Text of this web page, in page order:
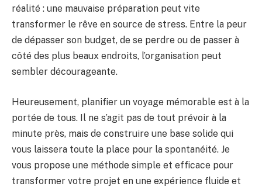
réalité : une mauvaise préparation peut vite
transformer le rêve en source de stress. Entre la peur
de dépasser son budget, de se perdre ou de passer à
côté des plus beaux endroits, l’organisation peut
sembler décourageante.
Heureusement, planifier un voyage mémorable est à la
portée de tous. Il ne s’agit pas de tout prévoir à la
minute près, mais de construire une base solide qui
vous laissera toute la place pour la spontanéité. Je
vous propose une méthode simple et efficace pour
transformer votre projet en une expérience fluide et